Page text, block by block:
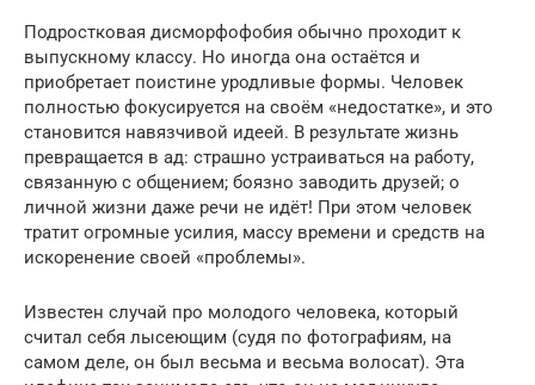
Подростковая дисморфофобия обычно проходит к
выпускному классу. Но иногда она остаётся и
приобретает поистине уродливые формы. Человек
полностью фокусируется на своём «недостатке», и это
становится навязчивой идеей. В результате жизнь
превращается в ад: страшно устраиваться на работу,
связанную с общением; боязно заводить друзей; о
личной жизни даже речи не идёт! При этом человек
тратит огромные усилия, массу времени и средств на
искоренение своей «проблемы».
Известен случай про молодого человека, который
считал себя лысеющим (судя по фотографиям, на
самом деле, он был весьма и весьма волосат). Эта